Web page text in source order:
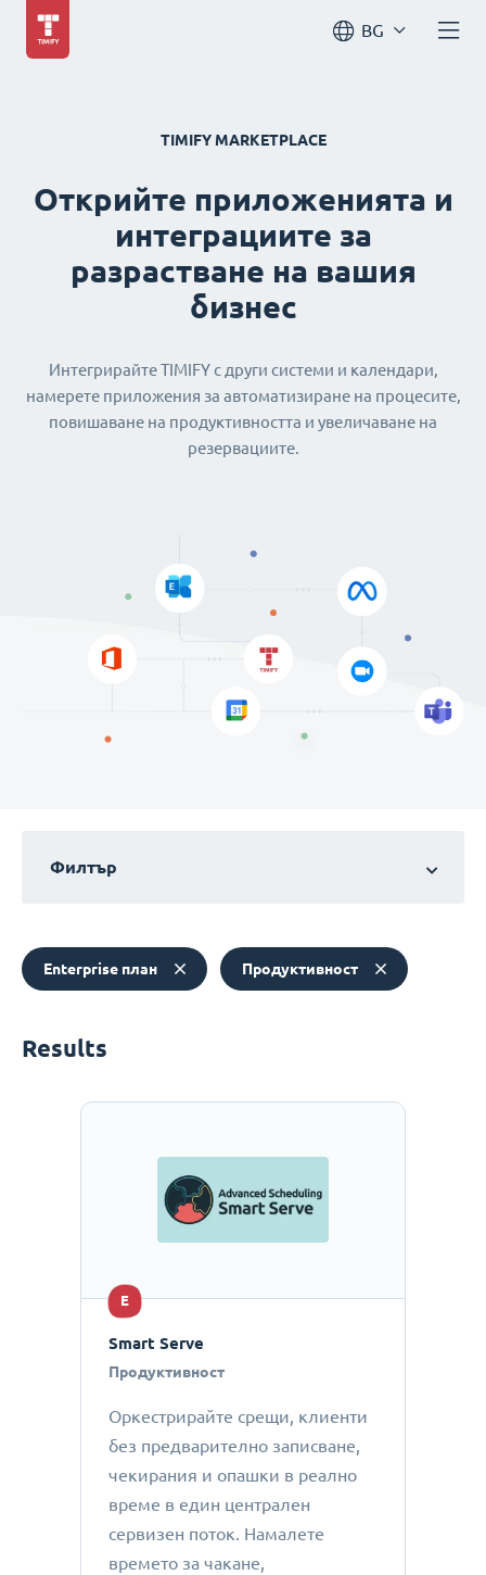
BG
TIMIFY MARKETPLACE
Открийте приложенията и
интеграциите за
разрастване на вашия
бизнес
Интегрирайте TIMIFY с други системи и календари,
намерете приложения за автоматизиране на процесите,
повишаване на продуктивността и увеличаване на
резервациите.
Филтър
Enterprise план Продуктивност
Results
E
Smart Serve
Продуктивност
Оркестрирайте срещи, клиенти
без предварително записване,
чекирания и опашки в реално
време в един централен
сервизен поток. Намалете
времето за чакане,